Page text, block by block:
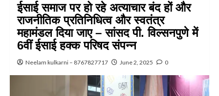
ईसाई समाज पर हो रहे अत्याचार बंद हों और
राजनीतिक प्रतिनिधित्व और स्वतंत्र
महामंडल दिया जाए – सांसद पी. विल्सनपुणे में
6वीं ईसाई हक्क परिषद संपन्न
Neelam kulkarni – 8767827717 June 2, 2025 0